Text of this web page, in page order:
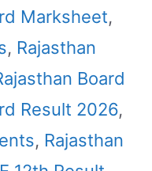
Marksheet,
, Rajasthan
Board
Result 2026,
, Rajasthan